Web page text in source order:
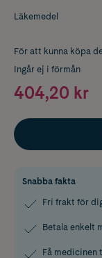
Läkemedel
För att kunna köpa
Ingår ej i förmån
404,20 kr
Snabba fakta
Fri frakt för
Betala enkelt
Få medicinen